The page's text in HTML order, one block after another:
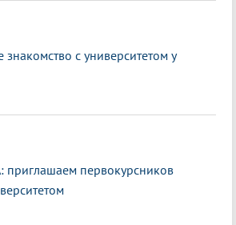
знакомство с университетом у
приглашаем первокурсников